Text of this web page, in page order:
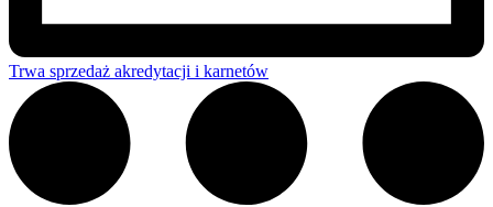
Trwa sprzedaż akredytacji i karnetów